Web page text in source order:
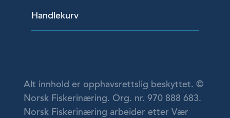
Handlekurv
Alt innhold er opphavsrettslig beskyttet. ©
Norsk Fiskerinæring. Org. nr. 970 888 683.
Norsk Fiskerinæring arbeider etter Vær